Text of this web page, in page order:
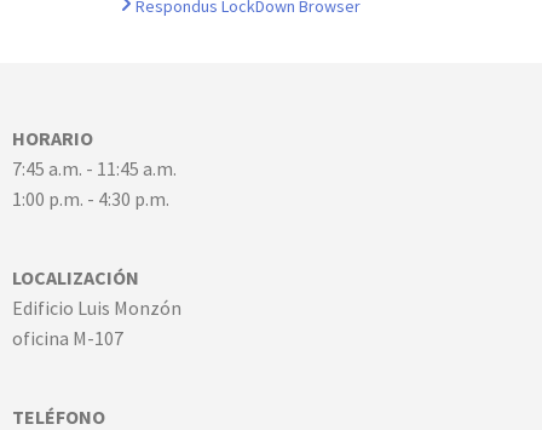
Respondus LockDown Browser
HORARIO
7:45 a.m. - 11:45 a.m.
1:00 p.m. - 4:30 p.m.
LOCALIZACIÓN
Edificio Luis Monzón
oficina M-107
TELÉFONO